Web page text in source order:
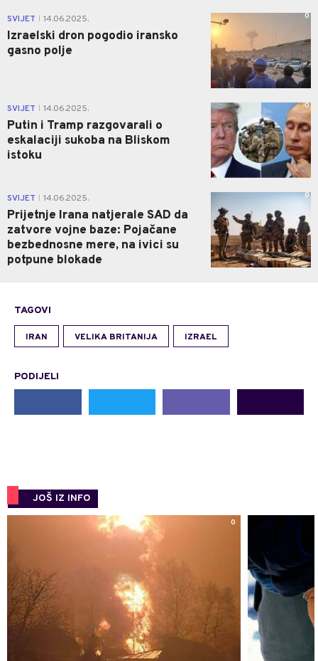
SVIJET 14.06.2025.
Izraelski dron pogodio iransko
gasno polje
0
SVIJET 14.06.2025.
Putin i Tramp razgovarali o
eskalaciji sukoba na Bliskom
istoku
0
SVIJET 14.06.2025.
Prijetnje Irana natjerale SAD da
zatvore vojne baze: Pojačane
bezbednosne mere, na ivici su
potpune blokade
0
TAGOVI
IRAN VELIKA BRITANIJA IZRAEL
PODIJELI
JOŠ IZ INFO
0